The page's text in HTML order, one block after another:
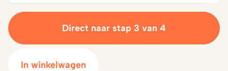
Direct naar stap 3 van 4
In winkelwagen